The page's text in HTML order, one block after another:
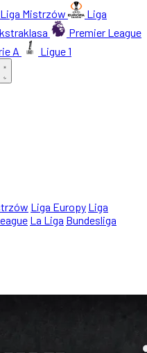
Liga Mistrzów
Liga
Premier League
A
Ligue 1
Liga Europy Liga
La Liga Bundesliga